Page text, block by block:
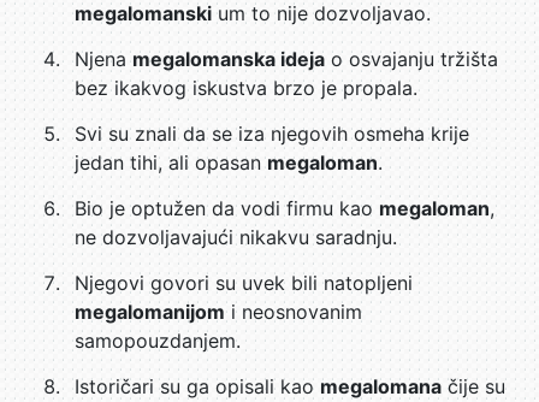
megalomanski um to nije dozvoljavao.
Njenamegalomanska ideja o osvajanju tržišta
bez ikakvog iskustva brzo je propala.
Svi su znali da se iza njegovih osmeha krije
jedan tihi, ali opasanmegaloman.
Bio je optužen da vodi firmu kao megaloman,
ne dozvoljavajući nikakvu saradnju.
Njegovi govori su uvek bili natopljeni
megalomanijomi neosnovanim
samopouzdanjem.
Istoričari su ga opisali kao megalomana čije su